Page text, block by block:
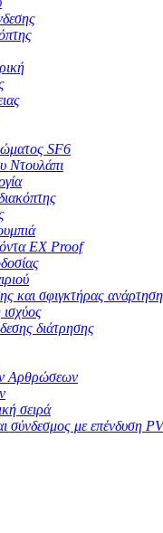
SF6
Ντουλάπι
EX Proof
και σφιγκτήρας
διάτρησης
Αρθρώσεων
σειρά
σύνδεσμος με επένδυση